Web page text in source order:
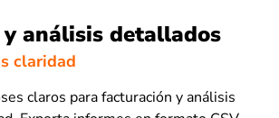
análisis detallados
claridad
claros para facturación y análisis